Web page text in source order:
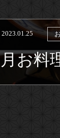
2023.01.25
月お料